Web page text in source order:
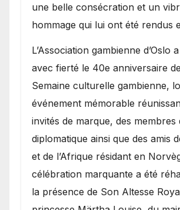
une belle consécration et un
hommage qui lui ont été rendus
​L’Association gambienne d’Oslo
avec fierté le 40e anniversaire
Semaine culturelle gambienne,
événement mémorable
invités de marque, des membres
diplomatique ainsi que des amis
et de l’Afrique résidant en
célébration marquante a été
la présence de Son Altesse